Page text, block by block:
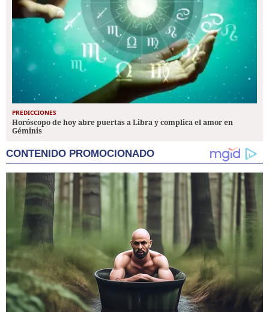
PREDICCIONES
Horóscopo de hoy abre puertas a Libra y complica el amor en
Géminis
CONTENIDO PROMOCIONADO